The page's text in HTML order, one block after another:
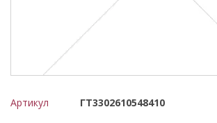
Артикул
ГТ3302610548410